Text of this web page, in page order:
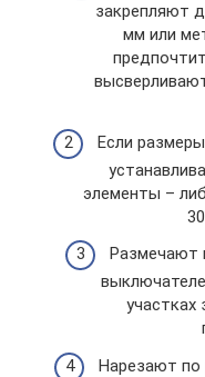
закрепляют
мм или
Если
элементы –
Размечают
участках
Нарезают по